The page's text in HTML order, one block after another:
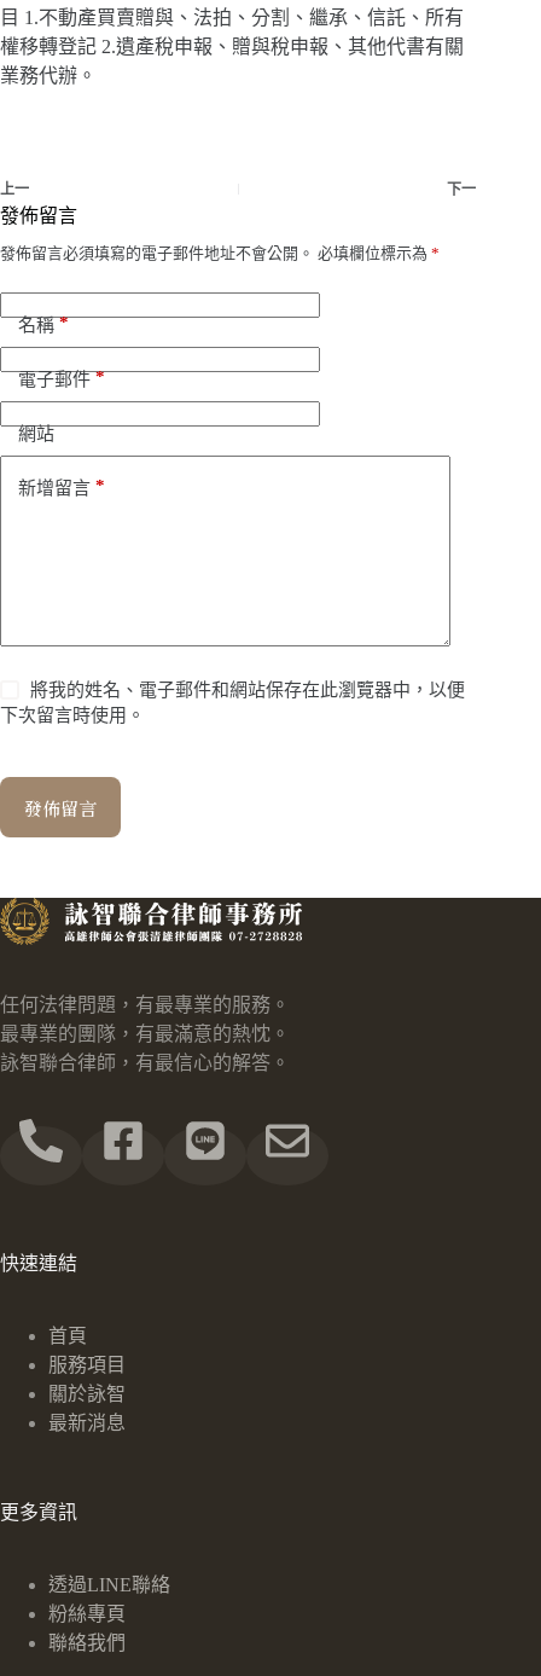
目 1.不動產買賣贈與、法拍、分割、繼承、信託、所有
權移轉登記 2.遺產稅申報、贈與稅申報、其他代書有關
業務代辦。
上一 下一
發佈留言
發佈留言必須填寫的電子郵件地址不會公開。 必填欄位標示為 *
名稱*
電子郵件*
網站
新增留言 *
將我的姓名、電子郵件和網站保存在此瀏覽器中，以便
下次留言時使用。
發佈留言
任何法律問題，有最專業的服務。
最專業的團隊，有最滿意的熱忱。
詠智聯合律師，有最信心的解答。
快速連結
首頁
服務項目
關於詠智
最新消息
更多資訊
透過LINE聯絡
粉絲專頁
聯絡我們